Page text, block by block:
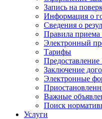
Запись на
Информация о
Сведения о
Правила
Электронный
Тарифы
Заключение
Электронные
Важные
Поиск
Услуги